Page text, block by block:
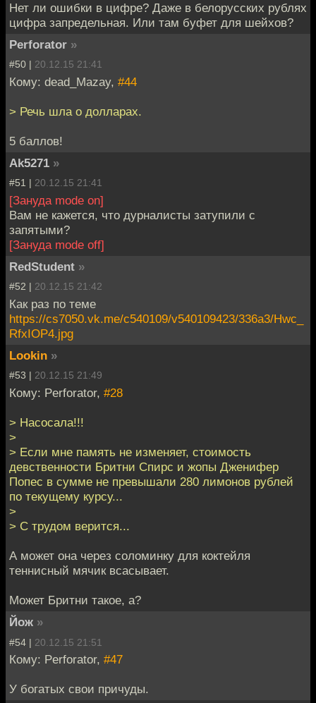
Нет ли ошибки в цифре? Даже в белорусских рублях
цифра запредельная. Или там буфет для шейхов?
Perforator »
#50 | 20.12.15 21:41
Кому: dead_Mazay, #44
> Речь шла о долларах.
5 баллов!
Ak5271 »
#51 | 20.12.15 21:41
[Зануда mode on]
Вам не кажется, что дурналисты затупили с
запятыми?
[Зануда mode off]
RedStudent »
#52 | 20.12.15 21:42
Как раз по теме
https://cs7050.vk.me/c540109/v540109423/336a3/Hwc_
RfxIOP4.jpg
Lookin »
#53 | 20.12.15 21:49
Кому: Perforator, #28
> Насосала!!!
>
> Если мне память не изменяет, стоимость
девственности Бритни Спирс и жопы Дженифер
Попес в сумме не превышали 280 лимонов рублей
по текущему курсу...
>
> С трудом верится...
А может она через соломинку для коктейля
теннисный мячик всасывает.
Может Бритни такое, а?
Йож »
#54 | 20.12.15 21:51
Кому: Perforator, #47
У богатых свои причуды.